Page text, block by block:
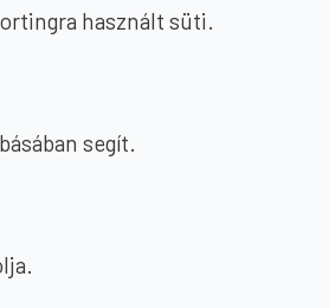
használt süti.
segít.